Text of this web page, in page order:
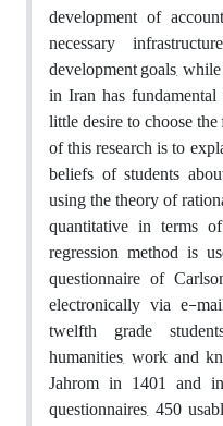
development of
necessary
development goals,
in Iran has
little desire to choose
of this research is to
beliefs of students
using the theory of
quantitative in terms
regression method is
questionnaire of
electronically via e-
twelfth grade
humanities, work and
Jahrom in 1401 and
questionnaires, 450